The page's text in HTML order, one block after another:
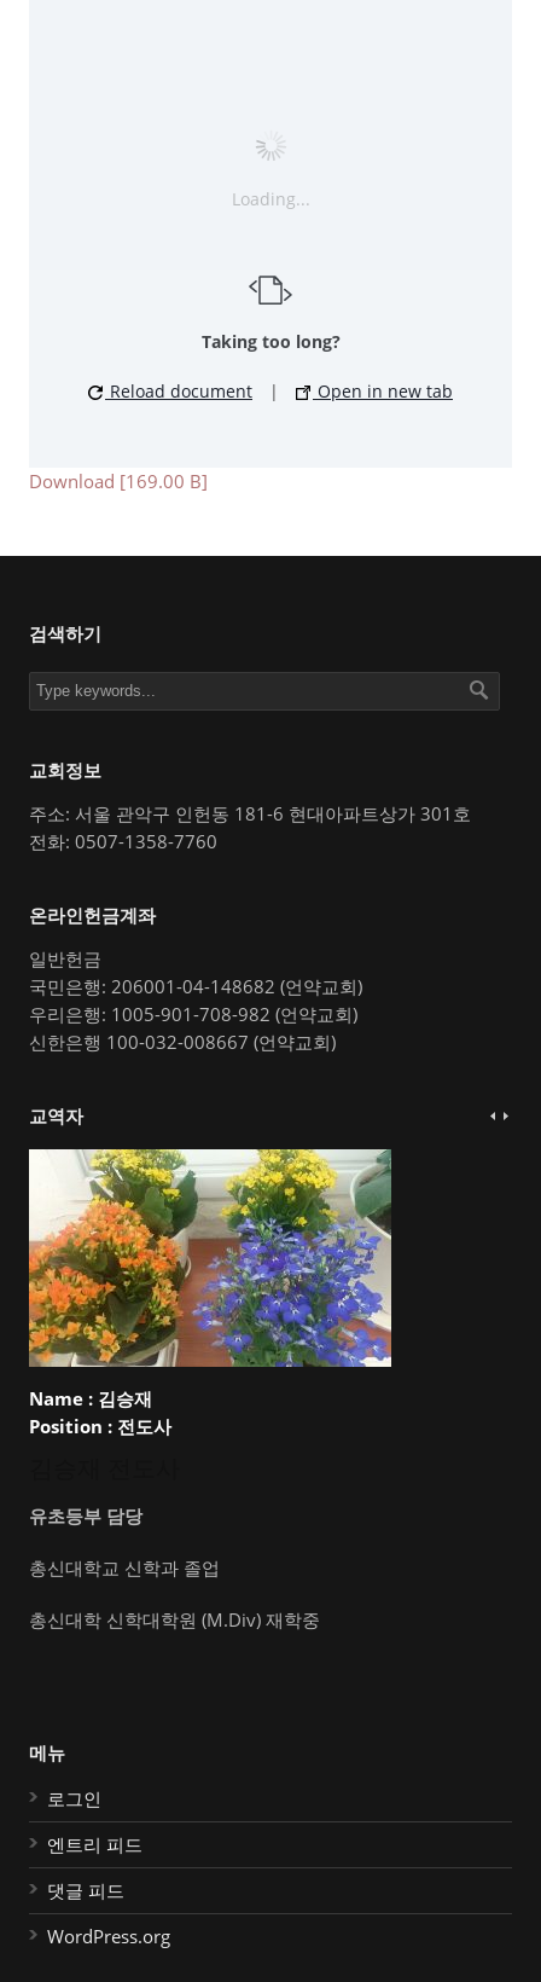
Loading...
Taking too long?
Reload document | Open in new tab
Download [169.00 B]
검색하기
교회정보
주소: 서울 관악구 인헌동 181-6 현대아파트상가 301호
전화: 0507-1358-7760
온라인헌금계좌
일반헌금
국민은행: 206001-04-148682 (언약교회)
우리은행: 1005-901-708-982 (언약교회)
신한은행 100-032-008667 (언약교회)
교역자
Name : 김승재
Position : 전도사
유초등부 담당
총신대학교 신학과 졸업
총신대학 신학대학원 (M.Div) 재학중
메뉴
로그인
엔트리 피드
댓글 피드
WordPress.org